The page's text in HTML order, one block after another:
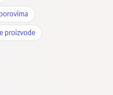
proizvode